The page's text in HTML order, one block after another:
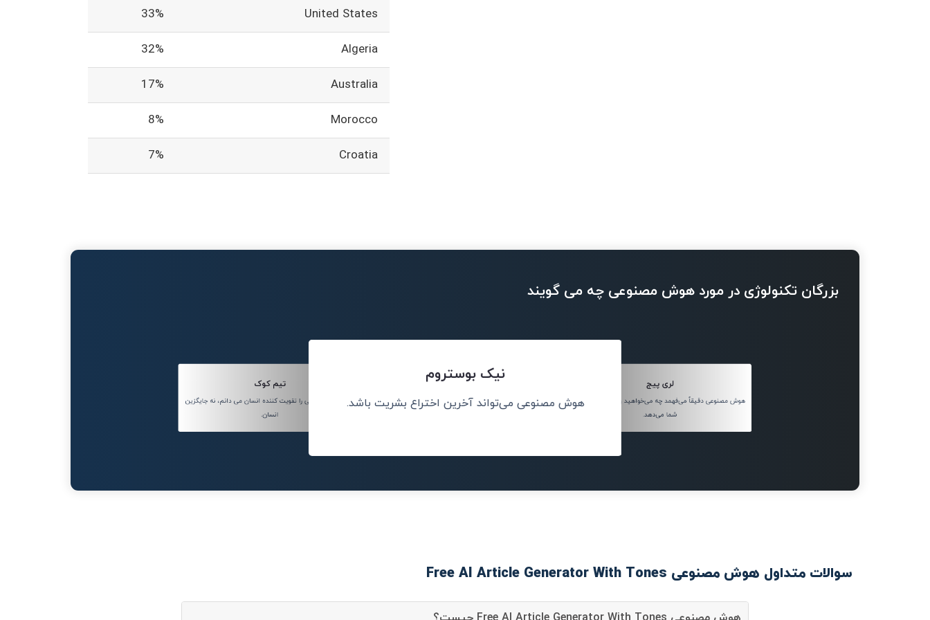
United States
33%
Algeria
32%
Australia
17%
Morocco
8%
Croatia
7%
بزرگان تکنولوژی در مورد هوش مصنوعی چه می گویند
لری پیج
هوش مصنوعی دقیقاً می‌فهمد چه می‌خواهید و چیز درست را به
شما می‌دهد.
نیک بوستروم
هوش مصنوعی می‌تواند آخرین اختراع بشریت باشد.
تیم کوک
من هوش مصنوعی را تقویت کننده انسان می دانم، نه جایگزین
انسان.
سوالات متداول هوش مصنوعی Free AI Article Generator With Tones